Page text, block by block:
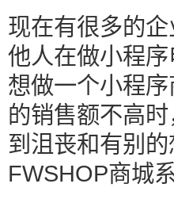
现在有很多的
他人在做小程
想做一个小程
的销售额不高
到沮丧和有别
FWSHOP商城